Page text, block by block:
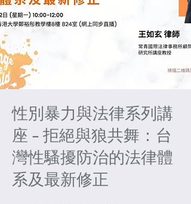
性別暴力與法律系列講
座 - 拒絕與狼共舞：台
灣性騷擾防治的法律體
系及最新修正